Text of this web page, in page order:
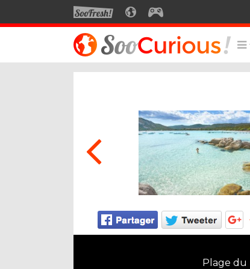
SOOFRESHSOOCURIOUS
Voyage
Multimédia
Style de vie
Technologie
Plage du